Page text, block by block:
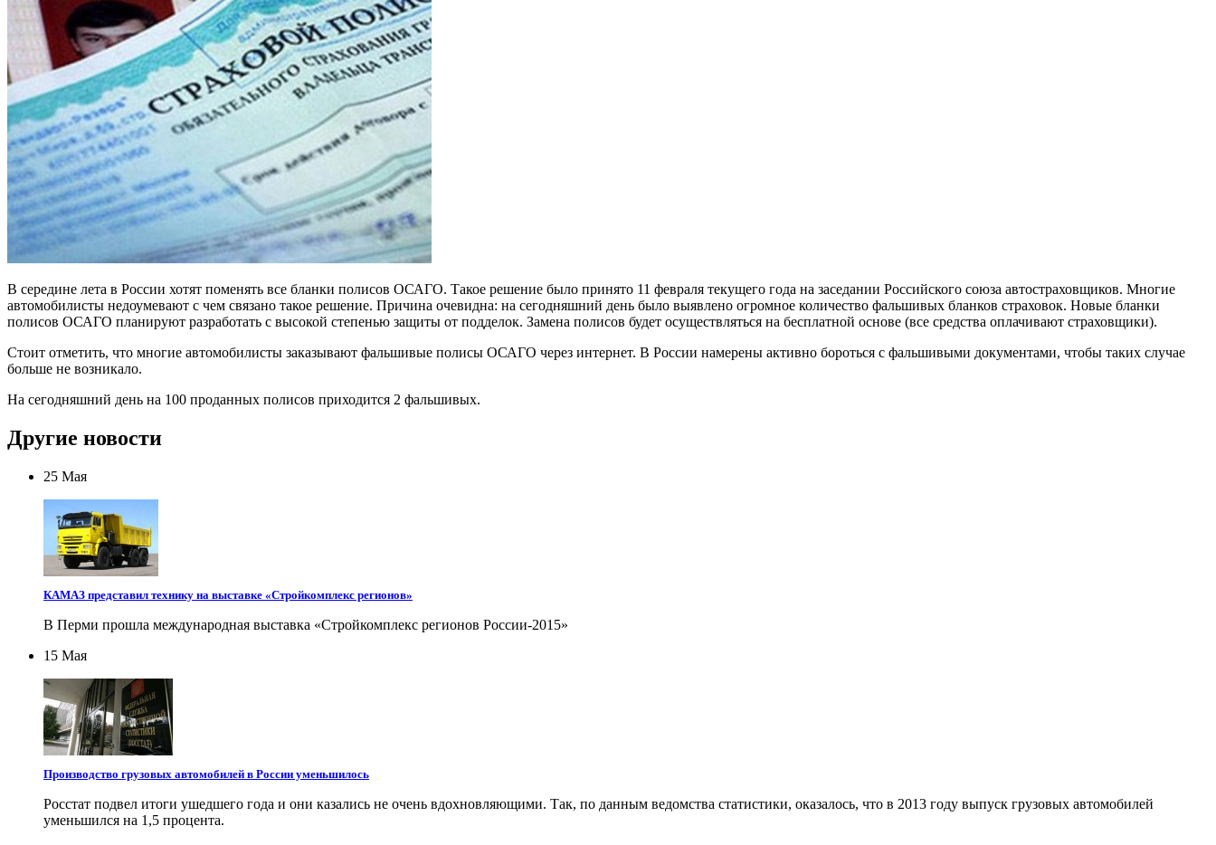
В середине лета в России хотят поменять все бланки полисов ОСАГО. Такое решение было принято 11 февраля текущего года на заседании Российского союза автостраховщиков. Многие
автомобилисты недоумевают с чем связано такое решение. Причина очевидна: на сегодняшний день было выявлено огромное количество фальшивых бланков страховок. Новые бланки
полисов ОСАГО планируют разработать с высокой степенью защиты от подделок. Замена полисов будет осуществляться на бесплатной основе (все средства оплачивают страховщики).
Стоит отметить, что многие автомобилисты заказывают фальшивые полисы ОСАГО через интернет. В России намерены активно бороться с фальшивыми документами, чтобы таких случае
больше не возникало.
На сегодняшний день на 100 проданных полисов приходится 2 фальшивых.
Другие новости
25 Мая
КАМАЗ представил технику на выставке «Стройкомплекс регионов»
В Перми прошла международная выставка «Стройкомплекс регионов России-2015»
15 Мая
Производство грузовых автомобилей в России уменьшилось
Росстат подвел итоги ушедшего года и они казались не очень вдохновляющими. Так, по данным ведомства статистики, оказалось, что в 2013 году выпуск грузовых автомобилей
уменьшился на 1,5 процента.